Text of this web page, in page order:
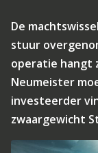
De
stuur
operatie hangt
Neumeister
investeerder
zwaargewicht